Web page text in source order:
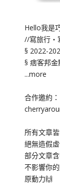
Hello我是
//寫旅行・
§ 2022-
§ 痞客邦金
...more
合作邀約：
所有文章
絕無造假
部分文章
不影響你
原動力🙌